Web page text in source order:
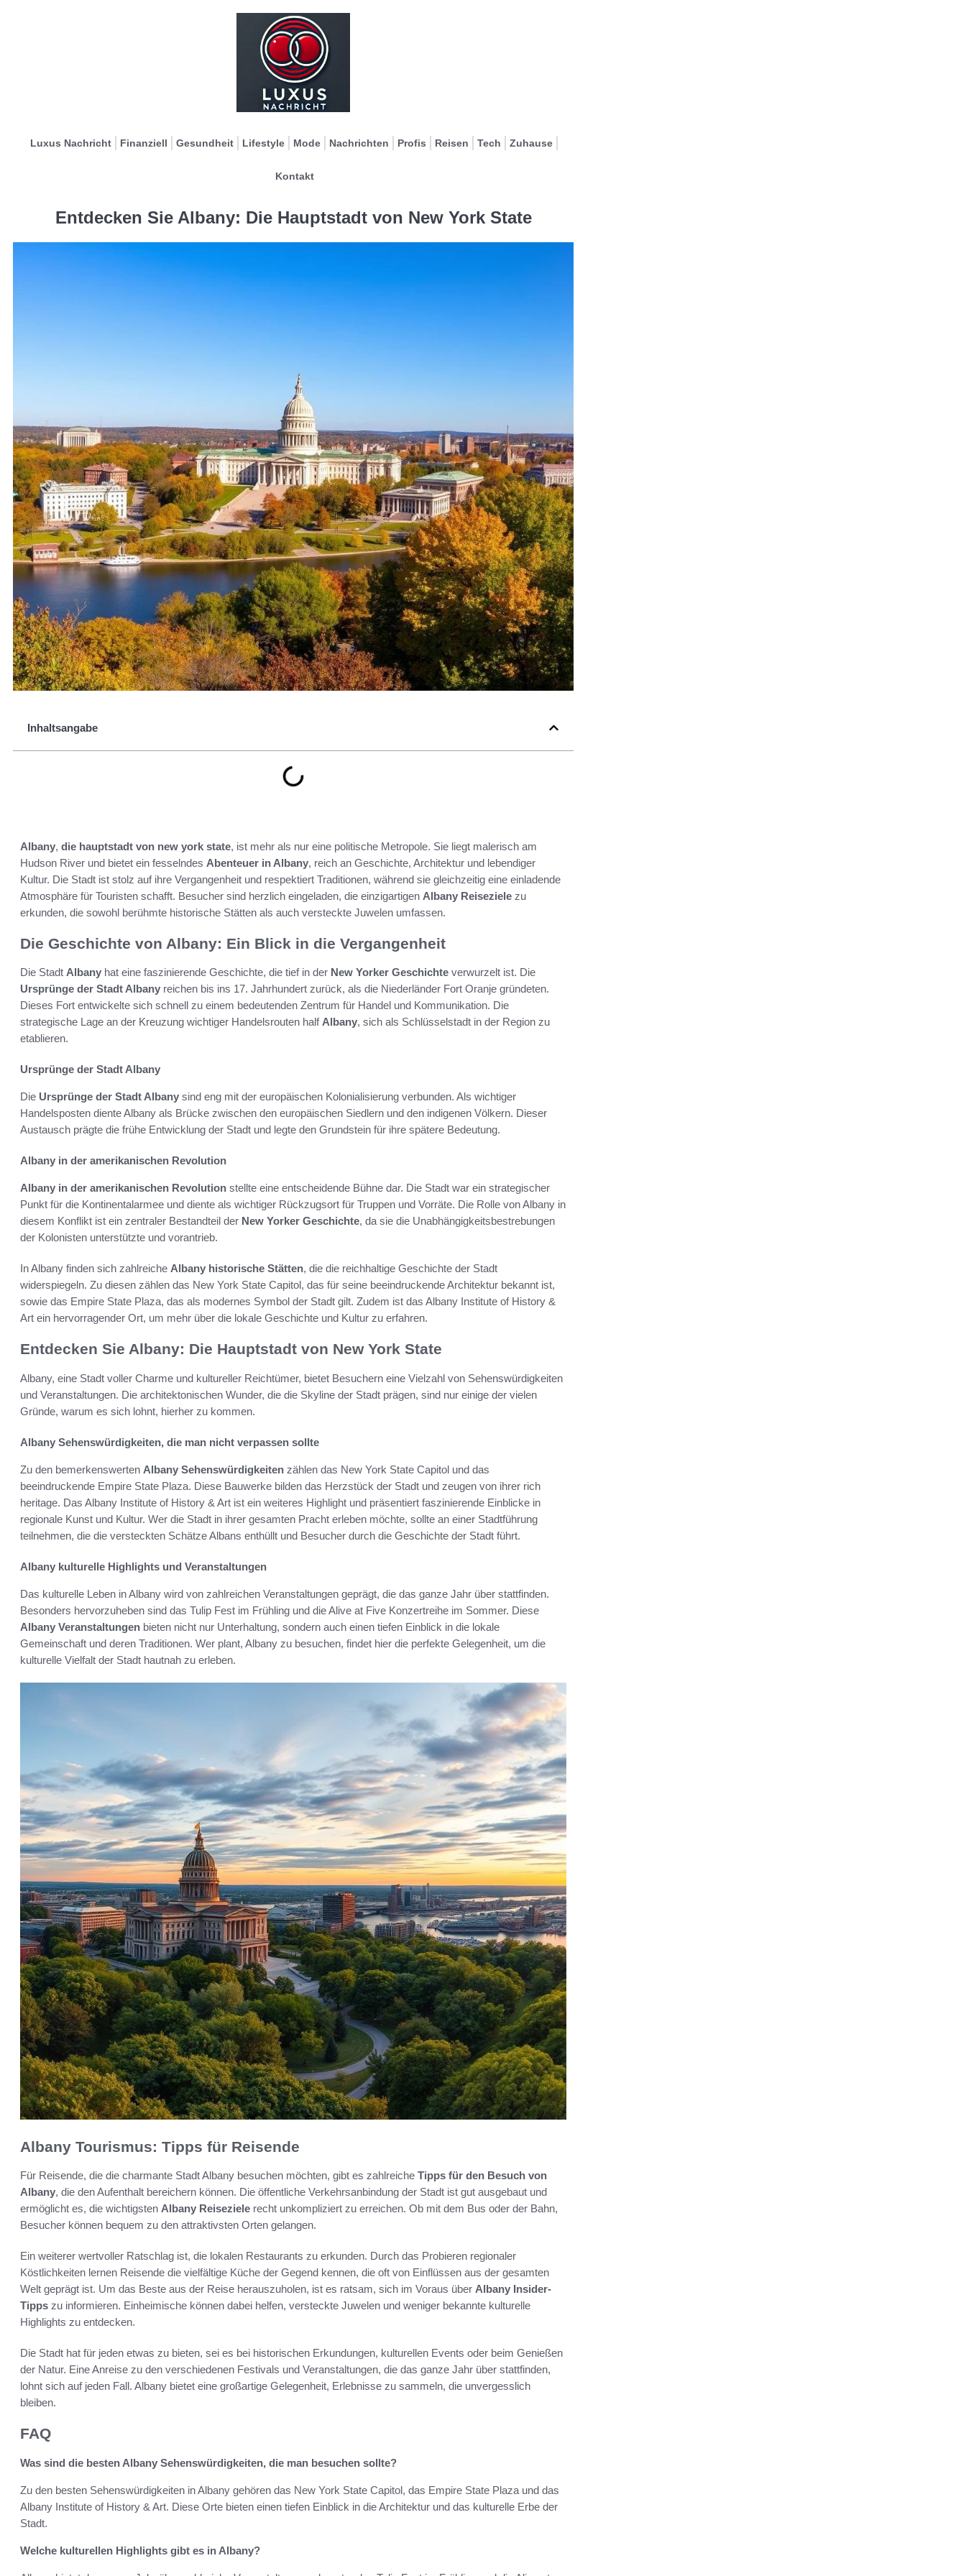
Luxus Nachricht Finanziell Gesundheit Lifestyle Mode Nachrichten Profis Reisen Tech Zuhause
Kontakt
Entdecken Sie Albany: Die Hauptstadt von New York State
Inhaltsangabe
Albany, die hauptstadt von new york state, ist mehr als nur eine politische Metropole. Sie liegt malerisch am
Hudson River und bietet ein fesselndes Abenteuer in Albany, reich an Geschichte, Architektur und lebendiger
Kultur. Die Stadt ist stolz auf ihre Vergangenheit und respektiert Traditionen, während sie gleichzeitig eine einladende
Atmosphäre für Touristen schafft. Besucher sind herzlich eingeladen, die einzigartigen Albany Reiseziele zu
erkunden, die sowohl berühmte historische Stätten als auch versteckte Juwelen umfassen.
Die Geschichte von Albany: Ein Blick in die Vergangenheit
Die Stadt Albany hat eine faszinierende Geschichte, die tief in der New Yorker Geschichte verwurzelt ist. Die
Ursprünge der Stadt Albany reichen bis ins 17. Jahrhundert zurück, als die Niederländer Fort Oranje gründeten.
Dieses Fort entwickelte sich schnell zu einem bedeutenden Zentrum für Handel und Kommunikation. Die
strategische Lage an der Kreuzung wichtiger Handelsrouten half Albany, sich als Schlüsselstadt in der Region zu
etablieren.
Ursprünge der Stadt Albany
Die Ursprünge der Stadt Albany sind eng mit der europäischen Kolonialisierung verbunden. Als wichtiger
Handelsposten diente Albany als Brücke zwischen den europäischen Siedlern und den indigenen Völkern. Dieser
Austausch prägte die frühe Entwicklung der Stadt und legte den Grundstein für ihre spätere Bedeutung.
Albany in der amerikanischen Revolution
Albany in der amerikanischen Revolution stellte eine entscheidende Bühne dar. Die Stadt war ein strategischer
Punkt für die Kontinentalarmee und diente als wichtiger Rückzugsort für Truppen und Vorräte. Die Rolle von Albany in
diesem Konflikt ist ein zentraler Bestandteil der New Yorker Geschichte, da sie die Unabhängigkeitsbestrebungen
der Kolonisten unterstützte und vorantrieb.
In Albany finden sich zahlreiche Albany historische Stätten, die die reichhaltige Geschichte der Stadt
widerspiegeln. Zu diesen zählen das New York State Capitol, das für seine beeindruckende Architektur bekannt ist,
sowie das Empire State Plaza, das als modernes Symbol der Stadt gilt. Zudem ist das Albany Institute of History &
Art ein hervorragender Ort, um mehr über die lokale Geschichte und Kultur zu erfahren.
Entdecken Sie Albany: Die Hauptstadt von New York State
Albany, eine Stadt voller Charme und kultureller Reichtümer, bietet Besuchern eine Vielzahl von Sehenswürdigkeiten
und Veranstaltungen. Die architektonischen Wunder, die die Skyline der Stadt prägen, sind nur einige der vielen
Gründe, warum es sich lohnt, hierher zu kommen.
Albany Sehenswürdigkeiten, die man nicht verpassen sollte
Zu den bemerkenswerten Albany Sehenswürdigkeiten zählen das New York State Capitol und das
beeindruckende Empire State Plaza. Diese Bauwerke bilden das Herzstück der Stadt und zeugen von ihrer rich
heritage. Das Albany Institute of History & Art ist ein weiteres Highlight und präsentiert faszinierende Einblicke in
regionale Kunst und Kultur. Wer die Stadt in ihrer gesamten Pracht erleben möchte, sollte an einer Stadtführung
teilnehmen, die die versteckten Schätze Albans enthüllt und Besucher durch die Geschichte der Stadt führt.
Albany kulturelle Highlights und Veranstaltungen
Das kulturelle Leben in Albany wird von zahlreichen Veranstaltungen geprägt, die das ganze Jahr über stattfinden.
Besonders hervorzuheben sind das Tulip Fest im Frühling und die Alive at Five Konzertreihe im Sommer. Diese
Albany Veranstaltungen bieten nicht nur Unterhaltung, sondern auch einen tiefen Einblick in die lokale
Gemeinschaft und deren Traditionen. Wer plant, Albany zu besuchen, findet hier die perfekte Gelegenheit, um die
kulturelle Vielfalt der Stadt hautnah zu erleben.
Albany Tourismus: Tipps für Reisende
Für Reisende, die die charmante Stadt Albany besuchen möchten, gibt es zahlreiche Tipps für den Besuch von
Albany, die den Aufenthalt bereichern können. Die öffentliche Verkehrsanbindung der Stadt ist gut ausgebaut und
ermöglicht es, die wichtigsten Albany Reiseziele recht unkompliziert zu erreichen. Ob mit dem Bus oder der Bahn,
Besucher können bequem zu den attraktivsten Orten gelangen.
Ein weiterer wertvoller Ratschlag ist, die lokalen Restaurants zu erkunden. Durch das Probieren regionaler
Köstlichkeiten lernen Reisende die vielfältige Küche der Gegend kennen, die oft von Einflüssen aus der gesamten
Welt geprägt ist. Um das Beste aus der Reise herauszuholen, ist es ratsam, sich im Voraus über Albany Insider-
Tipps zu informieren. Einheimische können dabei helfen, versteckte Juwelen und weniger bekannte kulturelle
Highlights zu entdecken.
Die Stadt hat für jeden etwas zu bieten, sei es bei historischen Erkundungen, kulturellen Events oder beim Genießen
der Natur. Eine Anreise zu den verschiedenen Festivals und Veranstaltungen, die das ganze Jahr über stattfinden,
lohnt sich auf jeden Fall. Albany bietet eine großartige Gelegenheit, Erlebnisse zu sammeln, die unvergesslich
bleiben.
FAQ
Was sind die besten Albany Sehenswürdigkeiten, die man besuchen sollte?
Zu den besten Sehenswürdigkeiten in Albany gehören das New York State Capitol, das Empire State Plaza und das
Albany Institute of History & Art. Diese Orte bieten einen tiefen Einblick in die Architektur und das kulturelle Erbe der
Stadt.
Welche kulturellen Highlights gibt es in Albany?